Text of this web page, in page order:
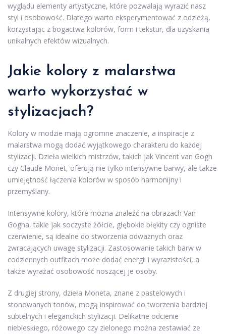
wyglądu elementy artystyczne, które pozwalają wyrazić nasz
styl i osobowość. Dlatego warto eksperymentować z odzieżą,
korzystając z bogactwa kolorów, form i tekstur, dla uzyskania
unikalnych efektów wizualnych.
Jakie kolory z malarstwa
warto wykorzystać w
stylizacjach?
Kolory w modzie mają ogromne znaczenie, a inspiracje z
malarstwa mogą dodać wyjątkowego charakteru do każdej
stylizacji. Dzieła wielkich mistrzów, takich jak Vincent van Gogh
czy Claude Monet, oferują nie tylko intensywne barwy, ale także
umiejętność łączenia kolorów w sposób harmonijny i
przemyślany.
Intensywne kolory, które można znaleźć na obrazach Van
Gogha, takie jak soczyste żółcie, głębokie błękity czy ogniste
czerwienie, są idealne do stworzenia odważnych oraz
zwracających uwagę stylizacji. Zastosowanie takich barw w
codziennych outfitach może dodać energii i wyrazistości, a
także wyrażać osobowość noszącej je osoby.
Z drugiej strony, dzieła Moneta, znane z pastelowych i
stonowanych tonów, mogą inspirować do tworzenia bardziej
subtelnych i eleganckich stylizacji. Delikatne odcienie
niebieskiego, różowego czy zielonego można zestawiać ze